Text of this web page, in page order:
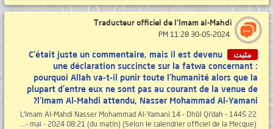
Traducteur officiel de l'Imam al-Mahdi
مثبت
C'était juste un commentaire, mais il est devenu
une déclaration succincte sur la fatwa concernant :
pourquoi Allah va-t-il punir toute l'humanité alors que la
plupart d'entre eux ne sont pas au courant de la venue de
l'Imam Al-Mahdi attendu, Nasser Mohammad Al-Yamani?
L'Imam Al-Mahdi Nasser Mohammad Al-Yamani 14 - Dhûl Qi'dah - 1445 22
- mai - 2024 08:21 (du matin) (Selon le calendrier officiel de la Mecque)...